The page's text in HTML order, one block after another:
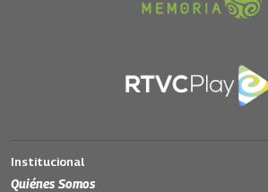
Institucional
Quiénes Somos